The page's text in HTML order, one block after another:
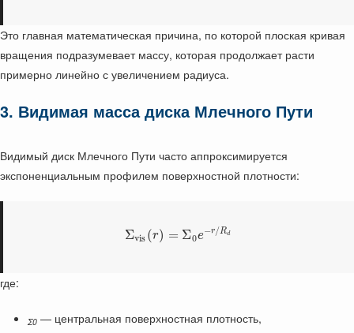
Это главная математическая причина, по которой плоская кривая
вращения подразумевает массу, которая продолжает расти
примерно линейно с увеличением радиуса.
3. Видимая масса диска Млечного Пути
Видимый диск Млечного Пути часто аппроксимируется
экспоненциальным профилем поверхностной плотности:
Σvis (r) = Σ0e−r/Rd
где:
Σ0 — центральная поверхностная плотность,